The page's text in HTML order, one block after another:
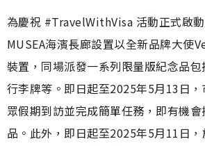
為慶祝 #TravelWithVisa 活動正式啟
MUSEA海濱長廊設置以全新品牌大使
裝置，同場派發一系列限量版紀念品
行李牌等。即日起至2025年5月13日
眾假期到訪並完成簡單任務，即有機
品。此外，即日起至2025年5月11日，